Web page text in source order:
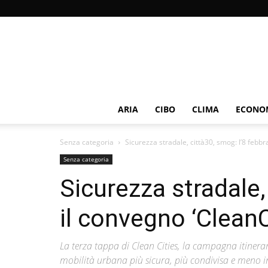
ARIA CIBO CLIMA
Senza categoria Sicurezza stradale, città30, smog: l’8
Senza categoria
Sicurezza
il convegno
La terza tappa di Clean Cities, la campagna
mobilità urbana più sicura, più condivisa e meno